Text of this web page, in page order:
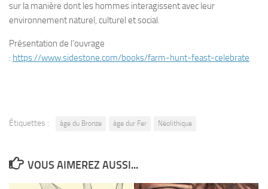
sur la manière dont les hommes interagissent avec leur
environnement naturel, culturel et social.
Présentation de l’ouvrage
: https://www.sidestone.com/books/farm-hunt-feast-celebrate
Étiquettes : âge du Bronze àge dur Fer Néolithique
VOUS AIMEREZ AUSSI...